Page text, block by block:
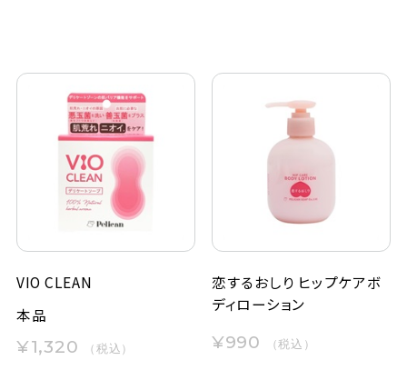
VIO CLEAN
本品
¥1,320 （税込）
恋するおしり ヒップケアボ
ディローション
¥990 （税込）